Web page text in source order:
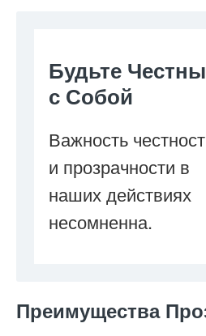
Будьте Честны
с Собой
Важность
и прозрачности в
наших действиях
несомненна.
Преимущества